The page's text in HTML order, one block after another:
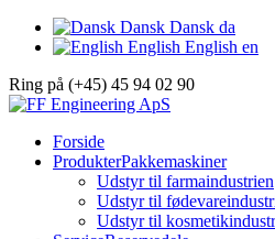
Dansk Dansk da
English English en
Ring på (+45) 45 94 02 90
Forside
ProdukterPakkemaskiner
Udstyr til farmaindustrien
Udstyr til
Udstyr til